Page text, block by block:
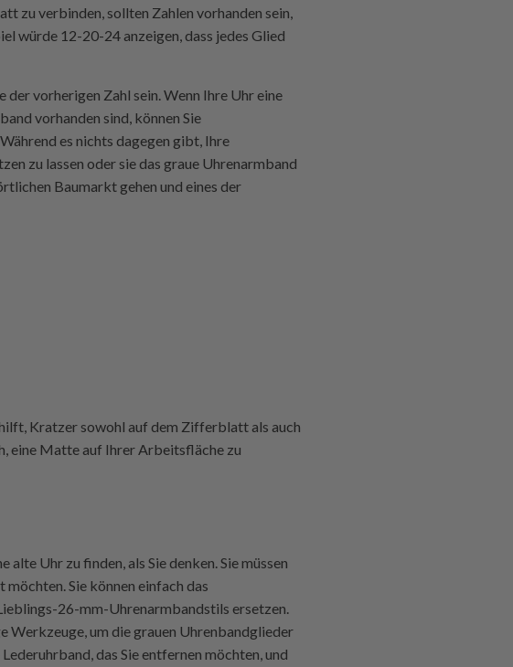
zu verbinden, sollten Zahlen vorhanden sein,
würde 12-20-24 anzeigen, dass jedes Glied
vorherigen Zahl sein. Wenn Ihre Uhr eine
vorhanden sind, können Sie
es nichts dagegen gibt, Ihre
zu lassen oder sie das graue Uhrenarmband
Baumarkt gehen und eines der
Kratzer sowohl auf dem Zifferblatt als auch
eine Matte auf Ihrer Arbeitsfläche zu
Uhr zu finden, als Sie denken. Sie müssen
Sie können einfach das
26-mm-Uhrenarmbandstils ersetzen.
Werkzeuge, um die grauen Uhrenbandglieder
das Sie entfernen möchten, und